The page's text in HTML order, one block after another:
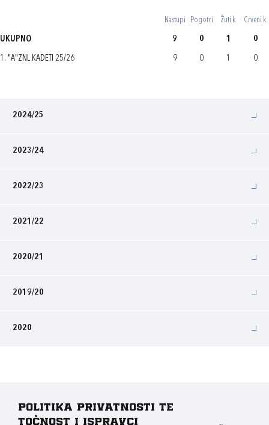
Nastupi Pogotci Žuti k. Crveni k.
UKUPNO 9 0 1 0
1. "A"ZNL KADETI 25/26 9 0 1 0
2024/25
2023/24
2022/23
2021/22
2020/21
2019/20
2020
Politika privatnosti te
točnost i ispravci